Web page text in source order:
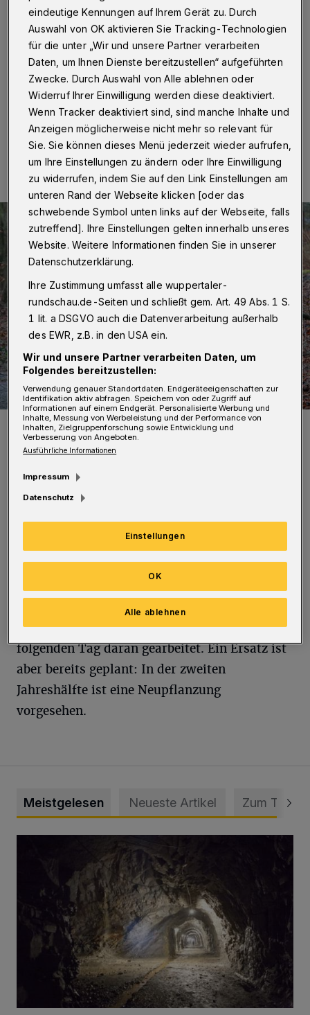
Wuppertal· Ein Pilz ist schuld: Eine Blutbuche an der
Staubenthaler Straße muss gefällt werden. Das
Naturdenkmal ist durch einen Rauchporling so stark
geschädigt, dass seine Standsicherheit gefährdet ist.
Die Krankheit wurde schon vor einigen Jahren
festgestellt.
29.04.2020 , 11:00 Uhr Eine Minute Lesezeit
Symbolbild.
Foto: Christoph Petersen
Inzwischen bildet sich der Baum im
Kronenbereich zurück.
Die Fällarbeiten beginnen am Mittwoch, 29.
April. Da es sich um einen großen Baum
handelt, wird voraussichtlich auch noch am
folgenden Tag daran gearbeitet. Ein Ersatz ist
aber bereits geplant: In der zweiten
Jahreshälfte ist eine Neupflanzung
vorgesehen.
Meistgelesen Neueste Artikel Zum Thema
eindeutige Kennungen auf Ihrem Gerät zu. Durch
Auswahl von OK aktivieren Sie Tracking-Technologien
für die unter „Wir und unsere Partner verarbeiten
Daten, um Ihnen Dienste bereitzustellen“ aufgeführten
Zwecke. Durch Auswahl von Alle ablehnen oder
Widerruf Ihrer Einwilligung werden diese deaktiviert.
Wenn Tracker deaktiviert sind, sind manche Inhalte und
Anzeigen möglicherweise nicht mehr so relevant für
Sie. Sie können dieses Menü jederzeit wieder aufrufen,
um Ihre Einstellungen zu ändern oder Ihre Einwilligung
zu widerrufen, indem Sie auf den Link Einstellungen am
unteren Rand der Webseite klicken [oder das
schwebende Symbol unten links auf der Webseite, falls
zutreffend]. Ihre Einstellungen gelten innerhalb unseres
Website. Weitere Informationen finden Sie in unserer
Datenschutzerklärung.
Ihre Zustimmung umfasst alle wuppertaler-
rundschau.de-Seiten und schließt gem. Art. 49 Abs. 1 S.
1 lit. a DSGVO auch die Datenverarbeitung außerhalb
des EWR, z.B. in den USA ein.
Wir und unsere Partner verarbeiten Daten, um
Folgendes bereitzustellen:
Verwendung genauer Standortdaten. Endgeräteeigenschaften zur
Identifikation aktiv abfragen. Speichern von oder Zugriff auf
Informationen auf einem Endgerät. Personalisierte Werbung und
Inhalte, Messung von Werbeleistung und der Performance von
Inhalten, Zielgruppenforschung sowie Entwicklung und
Verbesserung von Angeboten.
Ausführliche Informationen
Impressum
Datenschutz
Einstellungen
Alle ablehnen
OK